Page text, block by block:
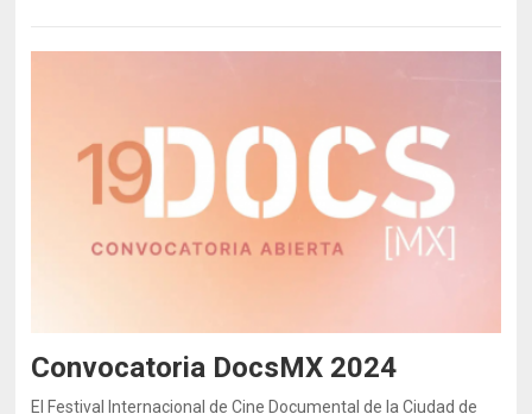
Convocatoria DocsMX 2024
El Festival Internacional de Cine Documental de la Ciudad de